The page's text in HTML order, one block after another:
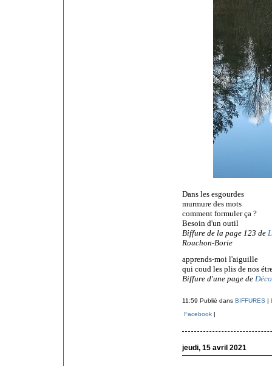
Dans les esgourdes
murmure des mots
comment formuler ça ?
Besoin d'un outil
Biffure de la page 123 de
Rouchon-Borie
apprends-moi l'aiguille
qui coud les plis de nos
Biffure d'une page de
11:59 Publié dans BIFFURES |
Facebook|
jeudi, 15 avril 2021